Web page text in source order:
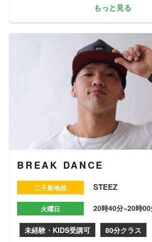
もっと見る
BREAK DANCE
二子新地校 STEEZ
火曜日 20時40分~20時
未経験・KIDS受講可 80分クラス